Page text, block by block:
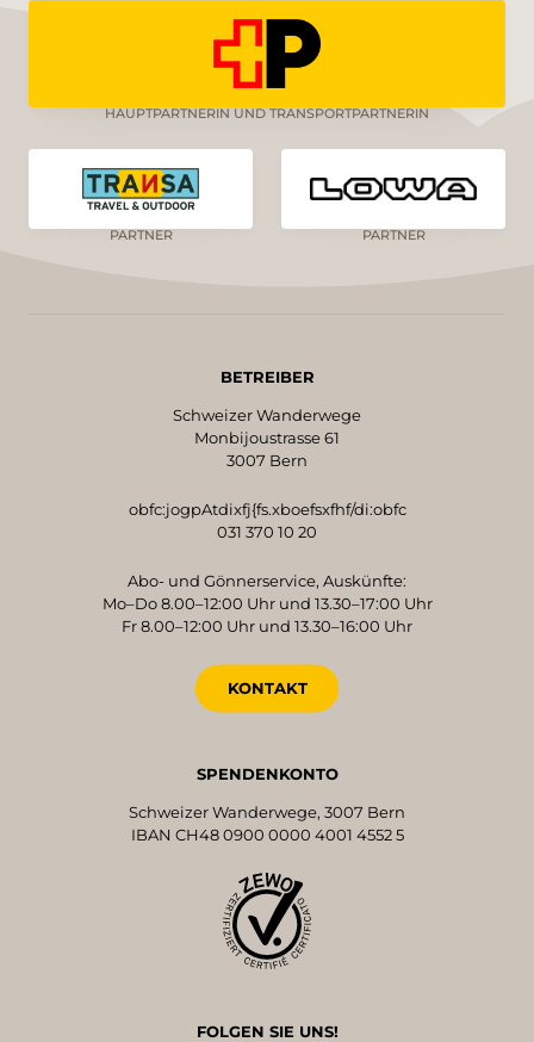
HAUPTPARTNERIN UND TRANSPORTPARTNERIN
PARTNER PARTNER
BETREIBER
Schweizer Wanderwege
Monbijoustrasse 61
3007 Bern
obfc:jogpAtdixfj{fs.xboefsxfhf/di:obfc
031 370 10 20
Abo- und Gönnerservice, Auskünfte:
Mo–Do 8.00–12:00 Uhr und 13.30–17:00 Uhr
Fr 8.00–12:00 Uhr und 13.30–16:00 Uhr
KONTAKT
SPENDENKONTO
Schweizer Wanderwege, 3007 Bern
IBAN CH48 0900 0000 4001 4552 5
FOLGEN SIE UNS!